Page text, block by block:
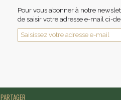
Pour vous abonner à notre
de saisir votre adresse e-mail ci-
PARTAGER